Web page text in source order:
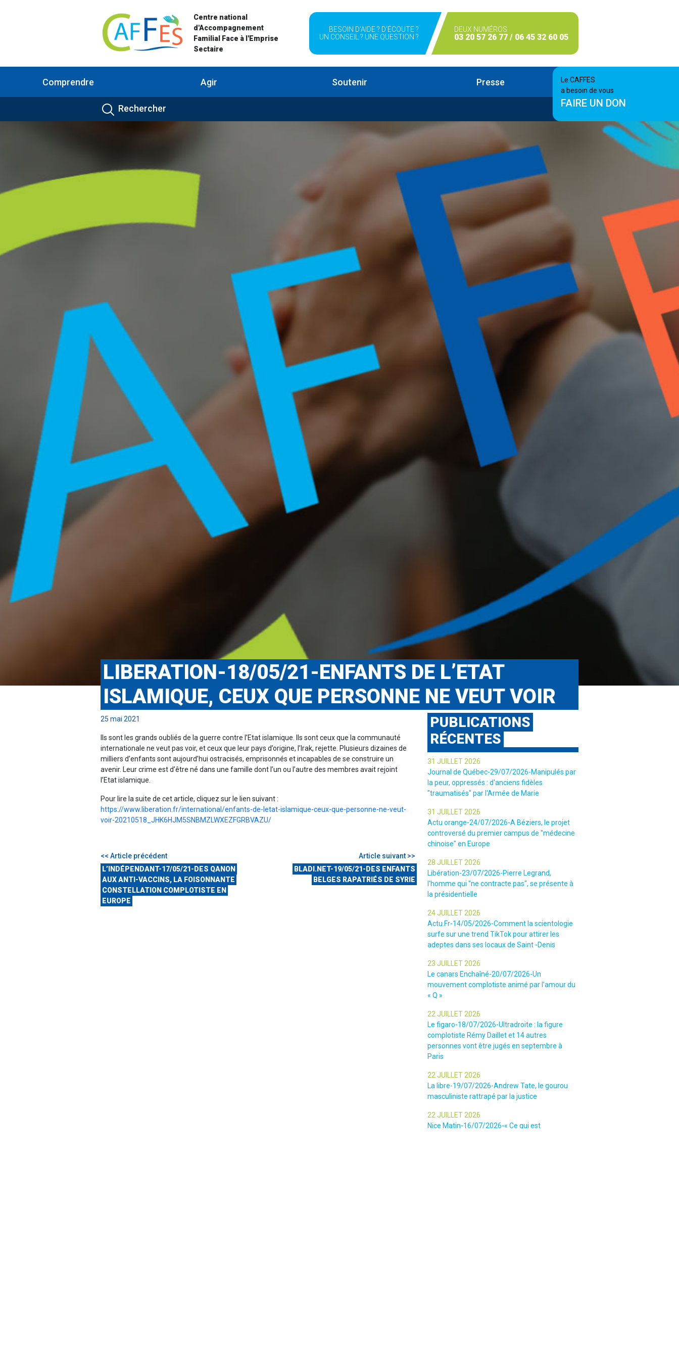
Centre national
d'Accompagnement
Familial Face à l'Emprise
Sectaire
BESOIN D'AIDE ? D'ÉCOUTE ?
UN CONSEIL ? UNE QUESTION ?
DEUX NUMÉROS
03 20 57 26 77 / 06 45 32 60 05
Comprendre Agir Soutenir Presse
Le CAFFES
a besoin de vous
FAIRE UN DON
LIBERATION-18/05/21-ENFANTS DE L’ETAT
ISLAMIQUE, CEUX QUE PERSONNE NE VEUT VOIR
25 mai 2021
Ils sont les grands oubliés de la guerre contre l’Etat islamique. Ils sont ceux que la communauté
internationale ne veut pas voir, et ceux que leur pays d’origine, l’Irak, rejette. Plusieurs dizaines de
milliers d’enfants sont aujourd’hui ostracisés, emprisonnés et incapables de se construire un
avenir. Leur crime est d’être né dans une famille dont l’un ou l’autre des membres avait rejoint
l’Etat islamique.
Pour lire la suite de cet article, cliquez sur le lien suivant :
https://www.liberation.fr/international/enfants-de-letat-islamique-ceux-que-personne-ne-veut-
voir-20210518_JHK6HJM5SNBMZLWXEZFGRBVAZU/
<< Article précédent
L’INDÉPENDANT-17/05/21-DES QANON
AUX ANTI-VACCINS, LA FOISONNANTE
CONSTELLATION COMPLOTISTE EN
EUROPE
Article suivant >>
BLADI.NET-19/05/21-DES ENFANTS
BELGES RAPATRIÉS DE SYRIE
PUBLICATIONS
RÉCENTES
31 JUILLET 2026
Journal de Québec-29/07/2026-Manipulés par
la peur, oppressés : d'anciens fidèles
"traumatisés" par l'Armée de Marie
31 JUILLET 2026
Actu orange-24/07/2026-A Béziers, le projet
controversé du premier campus de "médecine
chinoise" en Europe
28 JUILLET 2026
Libération-23/07/2026-Pierre Legrand,
l'homme qui "ne contracte pas", se présente à
la présidentielle
24 JUILLET 2026
Actu.Fr-14/05/2026-Comment la scientologie
surfe sur une trend TikTok pour attirer les
adeptes dans ses locaux de Saint -Denis
23 JUILLET 2026
Le canars Enchaîné-20/07/2026-Un
mouvement complotiste animé par l’amour du
« Q »
22 JUILLET 2026
Le figaro-18/07/2026-Ultradroite : la figure
complotiste Rémy Daillet et 14 autres
personnes vont être jugés en septembre à
Paris
22 JUILLET 2026
La libre-19/07/2026-Andrew Tate, le gourou
masculiniste rattrapé par la justice
22 JUILLET 2026
Nice Matin-16/07/2026-« Ce qui est